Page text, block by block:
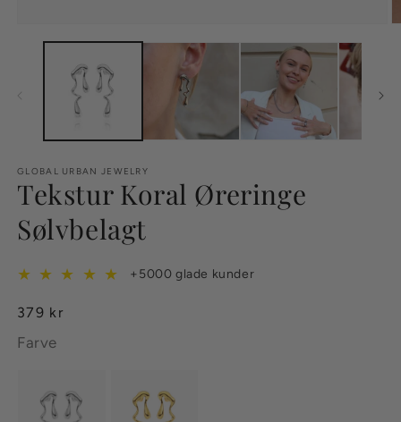
GLOBAL URBAN JEWELRY
Tekstur Koral Øreringe
Sølvbelagt
★ ★ ★ ★ ★ +5000 glade kunder
Normalpris
379 kr
Farve